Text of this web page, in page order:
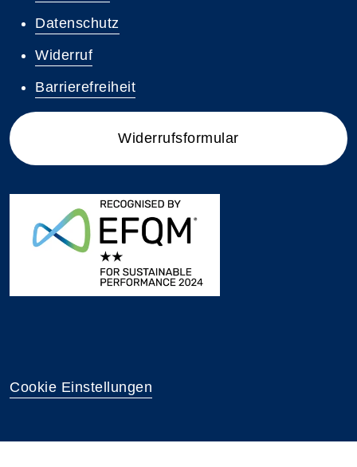
Datenschutz
Widerruf
Barrierefreiheit
Widerrufsformular
Cookie Einstellungen